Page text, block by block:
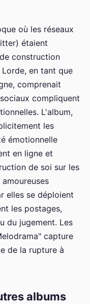
où les réseaux
étaient
construction
en tant que
comprenait
compliquent
L'album,
les
émotionnelle
en ligne et
de soi sur les
elles se déploient
les postages,
du jugement. Les
capture
de la rupture à
albums